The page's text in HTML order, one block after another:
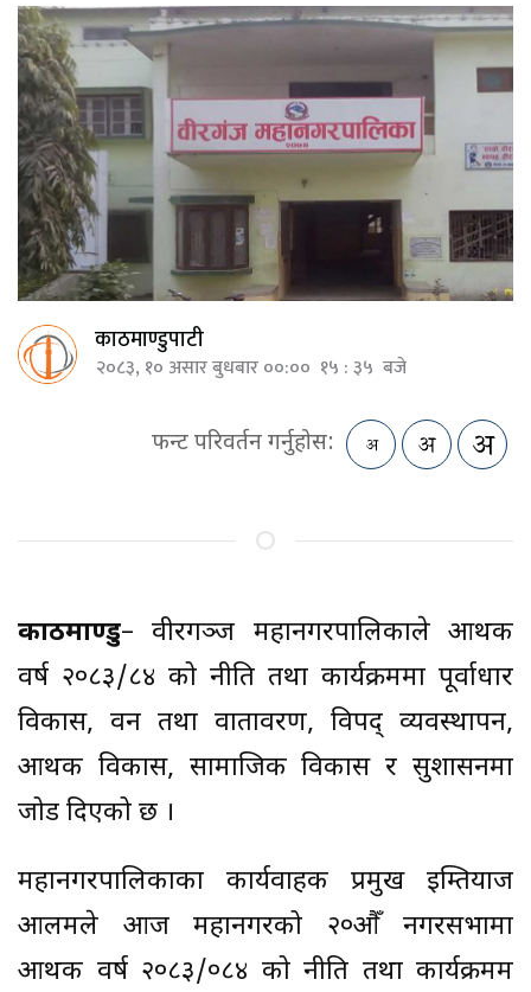
काठमाण्डुपाटी
२०८३, १० असार बुधबार ००:०० १५ : ३५ बजे
फन्ट परिवर्तन गर्नुहोस:
काठमाण्डु– वीरगञ्ज महानगरपालिकाले आर्थिक
वर्ष २०८३/८४ को नीति तथा कार्यक्रममा पूर्वाधार
विकास, वन तथा वातावरण, विपद् व्यवस्थापन,
आर्थिक विकास, सामाजिक विकास र सुशासनमा
जोड दिएको छ ।
महानगरपालिकाका कार्यवाहक प्रमुख इम्तियाज
आलमले आज महानगरको २०औँ नगरसभामा
आर्थिक वर्ष २०८३/०८४ को नीति तथा कार्यक्रमम